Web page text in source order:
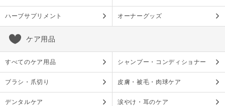
ハーブサプリメント オーナーグッズ
ケア用品
すべてのケア用品 シャンプー・コンディショナー
ブラシ・爪切り 皮膚・被毛・肉球ケア
デンタルケア 涙やけ・耳のケア